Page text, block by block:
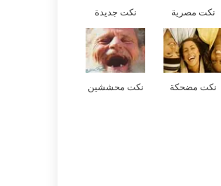
نكت مصرية نكت جديدة
نكت مضحكة نكت محششين